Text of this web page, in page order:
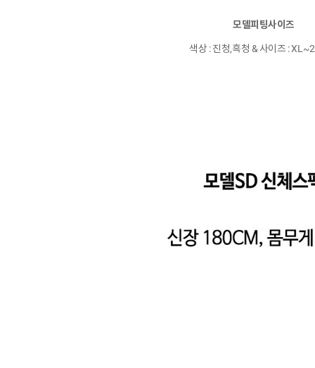
모델피팅사이즈
색상 : 진청,흑청 & 사이즈 :